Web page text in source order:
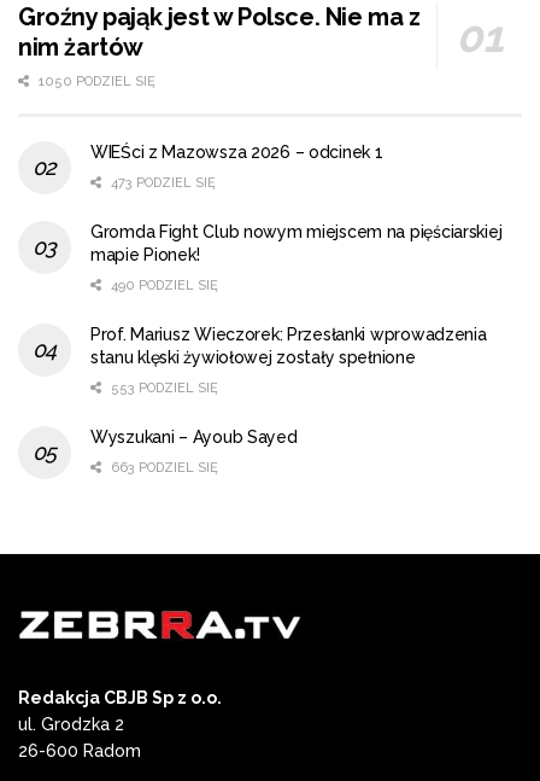
Groźny pająk jest w Polsce. Nie ma z
nim żartów
1050 PODZIEL SIĘ
WIEŚci z Mazowsza 2026 – odcinek 1
473 PODZIEL SIĘ
Gromda Fight Club nowym miejscem na pięściarskiej
mapie Pionek!
490 PODZIEL SIĘ
Prof. Mariusz Wieczorek: Przesłanki wprowadzenia
stanu klęski żywiołowej zostały spełnione
553 PODZIEL SIĘ
Wyszukani – Ayoub Sayed
663 PODZIEL SIĘ
Redakcja CBJB Sp z o.o.
ul. Grodzka 2
26-600 Radom